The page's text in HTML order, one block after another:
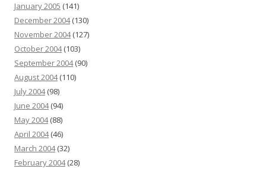
January 2005 (141)
December 2004(130)
November 2004(127)
October 2004(103)
September 2004(90)
August 2004(110)
July 2004(98)
June 2004(94)
May 2004(88)
April 2004(46)
March 2004(32)
February 2004(28)